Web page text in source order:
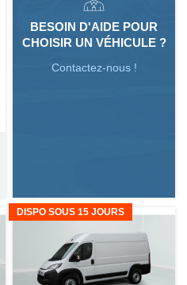
BESOIN D'AIDE POUR
CHOISIR UN VÉHICULE ?
Contactez-nous !
DISPO SOUS 15 JOURS